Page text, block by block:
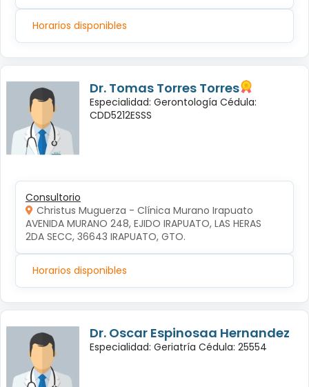
Horarios disponibles
Dr. Tomas Torres Torres
Especialidad: Gerontología Cédula:
CDD5212ESSS
Consultorio
Christus Muguerza - Clínica Murano Irapuato
AVENIDA MURANO 248, EJIDO IRAPUATO, LAS HERAS
2DA SECC, 36643 IRAPUATO, GTO.
Horarios disponibles
Dr. Oscar Espinosaa Hernandez
Especialidad: Geriatría Cédula: 25554